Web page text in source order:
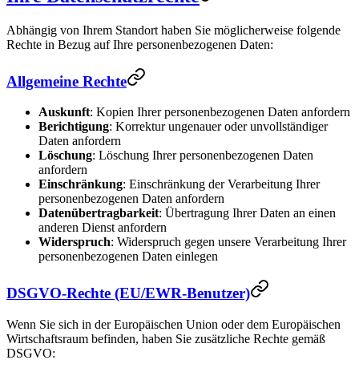
Abhängig von Ihrem Standort haben Sie möglicherweise folgende
Rechte in Bezug auf Ihre personenbezogenen Daten:
Allgemeine Rechte
Auskunft: Kopien Ihrer personenbezogenen Daten anfordern
Berichtigung: Korrektur ungenauer oder unvollständiger
Daten anfordern
Löschung: Löschung Ihrer personenbezogenen Daten
anfordern
Einschränkung: Einschränkung der Verarbeitung Ihrer
personenbezogenen Daten anfordern
Datenübertragbarkeit: Übertragung Ihrer Daten an einen
anderen Dienst anfordern
Widerspruch: Widerspruch gegen unsere Verarbeitung Ihrer
personenbezogenen Daten einlegen
DSGVO-Rechte (EU/EWR-Benutzer)
Wenn Sie sich in der Europäischen Union oder dem Europäischen
Wirtschaftsraum befinden, haben Sie zusätzliche Rechte gemäß
DSGVO: